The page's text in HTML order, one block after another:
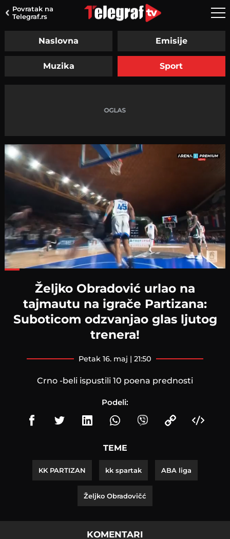
Povratak na
Telegraf.rs
Naslovna Emisije
Muzika Sport
Željko Obradović urlao na
tajmautu na igrače Partizana:
Suboticom odzvanjao glas ljutog
trenera!
petak 16. maj | 21:50
Crno -beli ispustili 10 poena prednosti
Podeli:
TEME
KK PARTIZAN kk spartak ABA liga
Željko Obradovičć
KOMENTARI